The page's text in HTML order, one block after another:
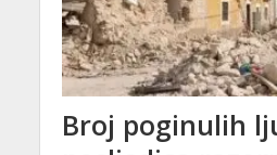
Broj poginulih